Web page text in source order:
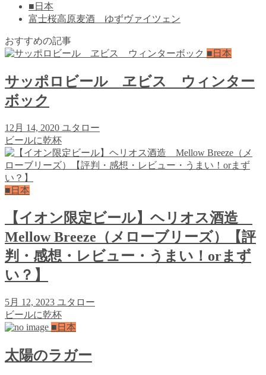
■日本
富士桜高原麦酒 ゆずヴァイツェン
おすすめの記事
■日本
サッポロビール ヱビス ウィンター
ボック
12月 14, 2020 ユタロー
ビールに乾杯
■日本
【イオン限定ビール】ヘリオス酒造
Mellow Breeze（メローブリーズ）【評
判・感想・レビュー・うまい！orまず
い？】
5月 12, 2023 ユタロー
ビールに乾杯
■日本
太陽のラガー